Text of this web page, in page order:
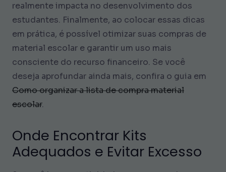
realmente impacta no desenvolvimento dos
estudantes. Finalmente, ao colocar essas dicas
em prática, é possível otimizar suas compras de
material escolar e garantir um uso mais
consciente do recurso financeiro. Se você
deseja aprofundar ainda mais, confira o guia em
Como organizar a lista de compra material
escolar.
Onde Encontrar Kits
Adequados e Evitar Excesso